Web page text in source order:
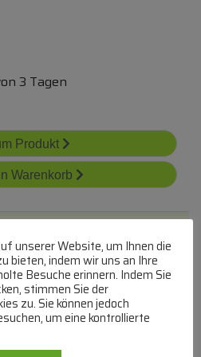
3 Tagen
Produkt
Warenkorb
unserer Website, um Ihnen die
bieten, indem wir uns an Ihre
Besuche erinnern. Indem Sie
stimmen Sie der
zu. Sie können jedoch
um eine kontrollierte